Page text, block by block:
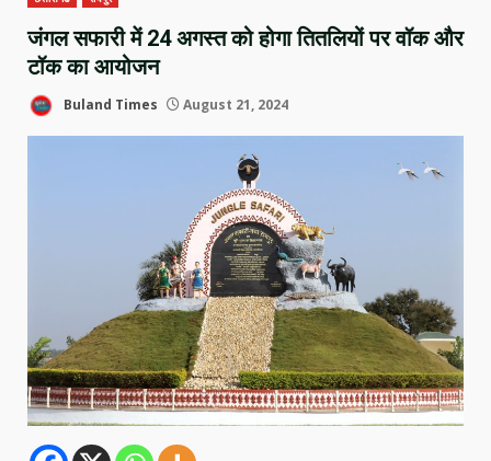
जंगल सफारी में 24 अगस्त को होगा तितलियों पर वॉक और
टॉक का आयोजन
Buland Times August 21, 2024